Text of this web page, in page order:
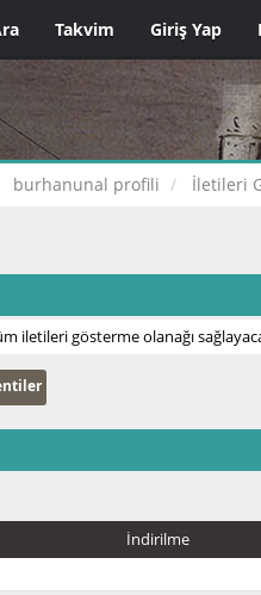
Takvim Giriş Yap
burhanunal profili İletileri
iletileri gösterme olanağı
İndirilme